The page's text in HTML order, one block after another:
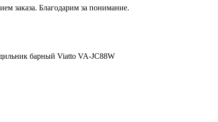
заказа. Благодарим за понимание.
барный Viatto VA-JC88W